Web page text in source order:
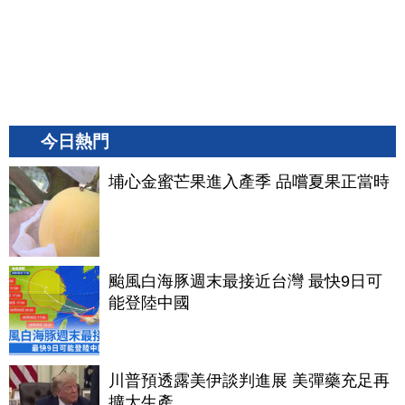
今日熱門
埔心金蜜芒果進入產季 品嚐夏果正當時
颱風白海豚週末最接近台灣 最快9日可
能登陸中國
川普預透露美伊談判進展 美彈藥充足再